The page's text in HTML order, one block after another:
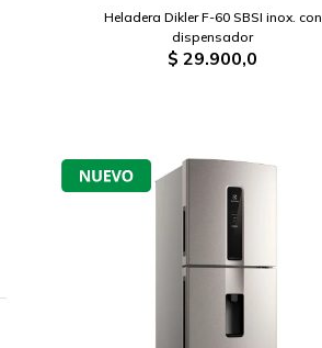
Heladera Dikler F-60 SBSI inox. con
dispensador
$ 29.900,0